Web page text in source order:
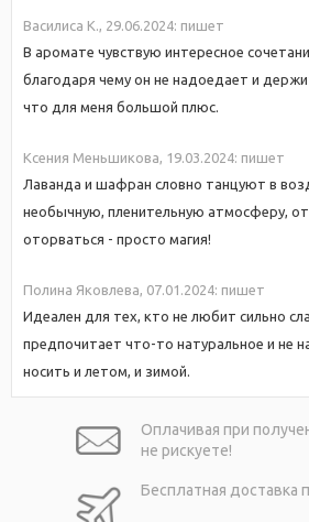
Василиса К., 29.06.2024: пишет
В аромате чувствую интересное
благодаря чему он не надоедает и
что для меня большой плюс.
Ксения Mеньшикова, 19.03.2024: пишет
Лаванда и шафран словно танцуют в
необычную, пленительную атмосферу,
оторваться - просто магия!
Полина Яковлева, 07.01.2024: пишет
Идеален для тех, кто не любит сильно
предпочитает что-то натуральное и не
носить и летом, и зимой.
Оплачивая при
не рискуете!
Бесплатная доставка